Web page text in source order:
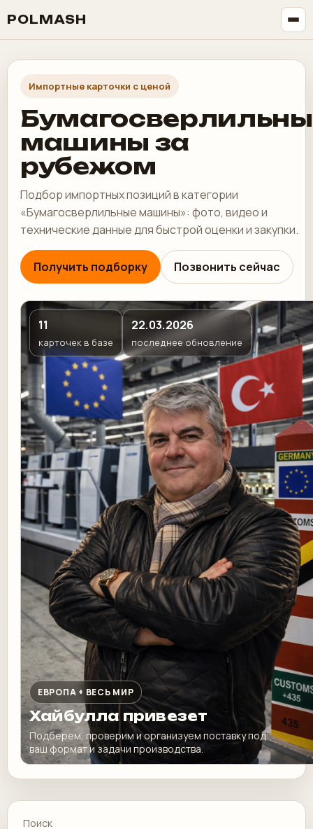
POLMASH
Импортные карточки с ценой
машины за
рубежом
Подбор импортных позиций в категории
«Бумагосверлильные машины»: фото, видео и
технические данные для быстрой оценки и закупки.
Получить подборку Позвонить сейчас
11
карточек в базе
22.03.2026
последнее обновление
ЕВРОПА + ВЕСЬ МИР
Хайбулла привезет
Подберем, проверим и организуем поставку под
ваш формат и задачи производства.
Поиск